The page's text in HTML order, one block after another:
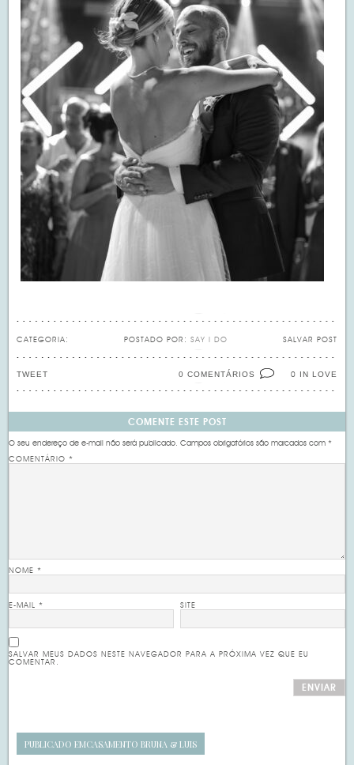
CATEGORIA: SALVAR POST
POSTADO POR: SAY I DO
0 IN LOVE
0 COMENTÁRIOS
TWEET
COMENTE ESTE POST
O seu endereço de e-mail não será publicado. Campos obrigatórios são marcados com*
COMENTÁRIO*
NOME*
E-MAIL* SITE
SALVAR MEUS DADOS NESTE NAVEGADOR PARA A PRÓXIMA VEZ QUE EU
COMENTAR.
PUBLICADO EMCASAMENTO BRUNA & LUIS